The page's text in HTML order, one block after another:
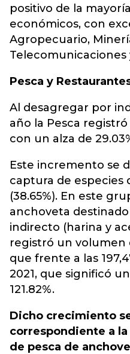
positivo de la
económicos, con
Agropecuario,
Telecomunicaciones
Pesca y
Al desagregar por
año la Pesca
con un alza de
Este incremento se
captura de especies
(38.65%). En este
anchoveta
indirecto (harina y
registró un volumen
que frente a las
2021, que significó
121.82%.
Dicho crecimiento
correspondiente a
de pesca de